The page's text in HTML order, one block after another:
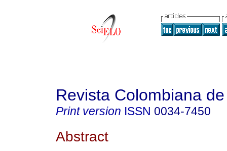
Revista Colombiana
Print version ISSN 0034-7450
Abstract